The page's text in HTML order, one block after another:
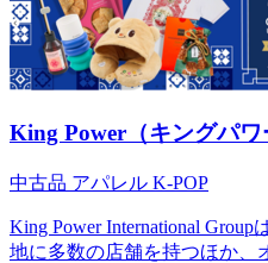
King Power（キングパワ
中古品 アパレル K-POP
King Power International
地に多数の店舗を持つほか、